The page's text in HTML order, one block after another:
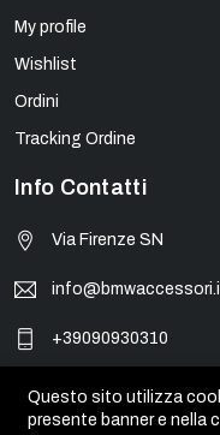
My profile
Wishlist
Ordini
Tracking Ordine
Info Contatti
Via Firenze SN
+39090930310
© BMW Accessori -
Questo sito utilizza
presente banner e nella